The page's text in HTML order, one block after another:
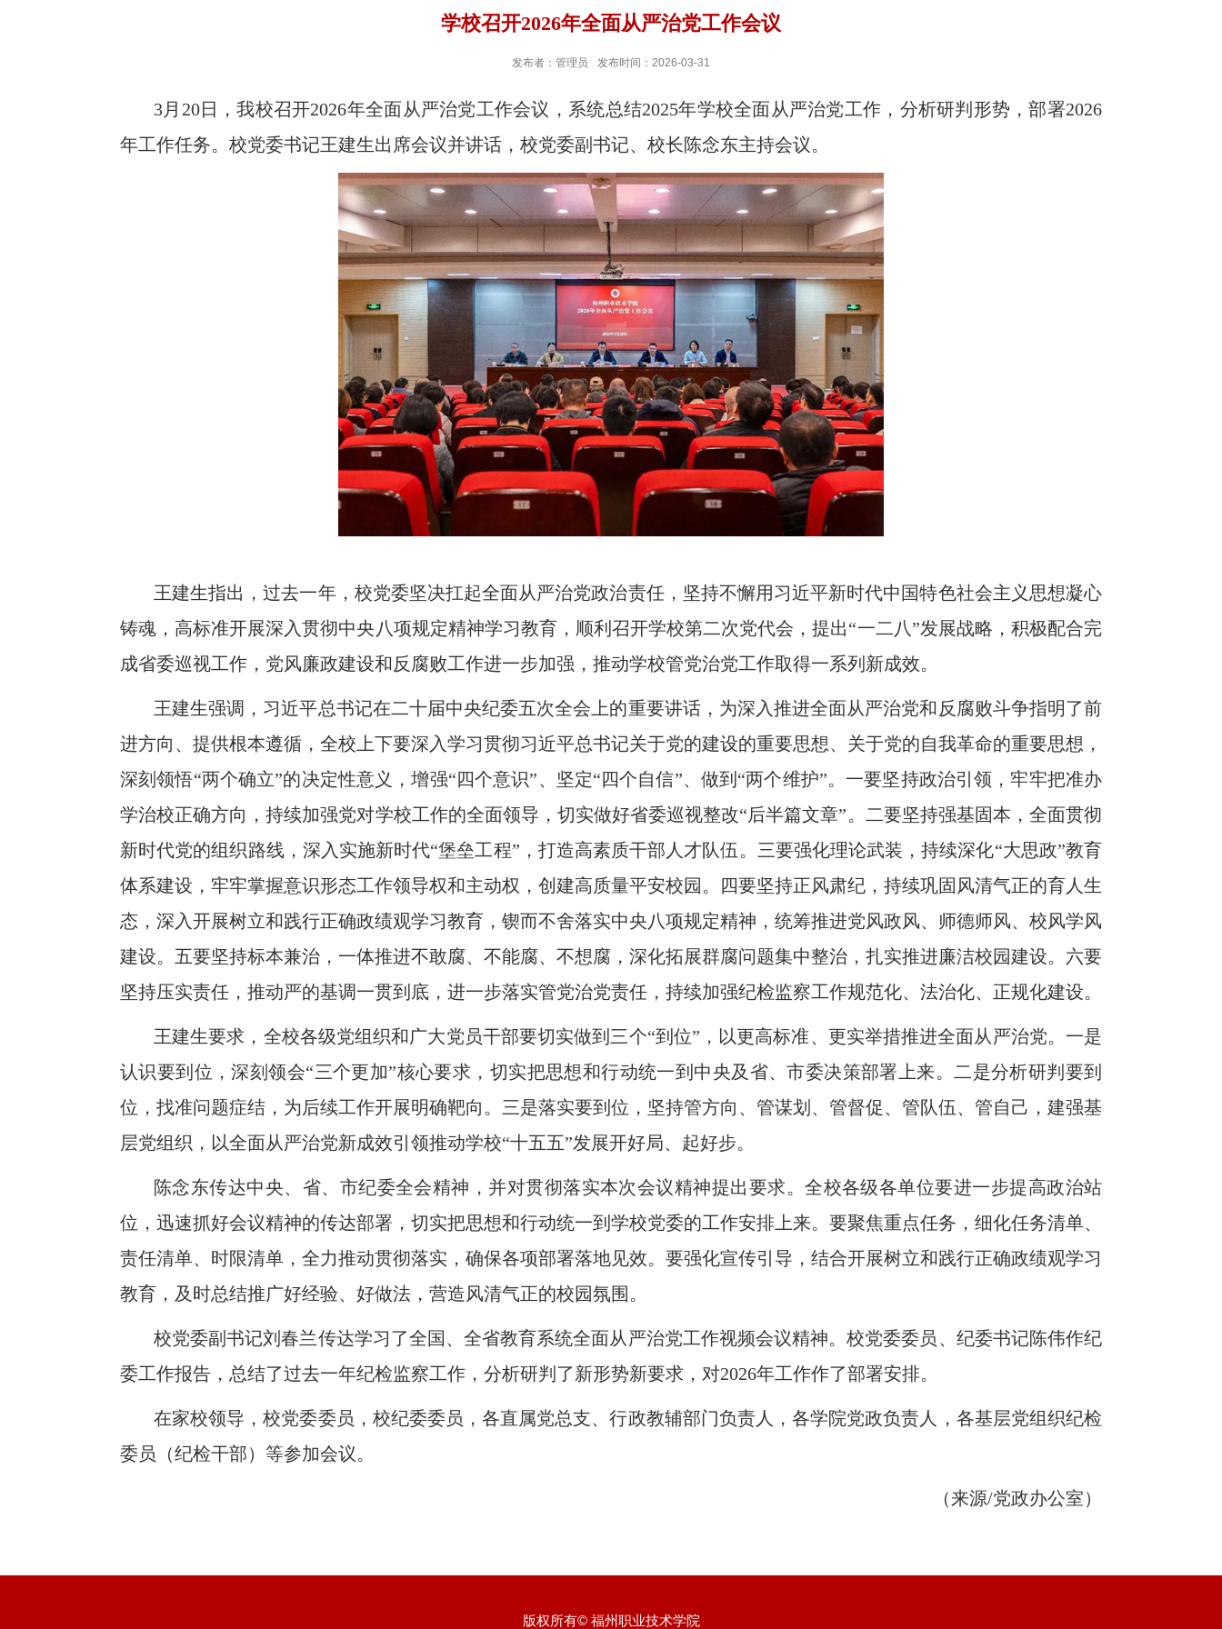
学校召开2026年全面从严治党工作会议
发布者：管理员 发布时间：2026-03-31
3月20日，我校召开2026年全面从严治党工作会议，系统总结2025年学校全面从严治党工作，分析研判形势，部署2026
年工作任务。校党委书记王建生出席会议并讲话，校党委副书记、校长陈念东主持会议。
王建生指出，过去一年，校党委坚决扛起全面从严治党政治责任，坚持不懈用习近平新时代中国特色社会主义思想凝心
铸魂，高标准开展深入贯彻中央八项规定精神学习教育，顺利召开学校第二次党代会，提出“一二八”发展战略，积极配合完
成省委巡视工作，党风廉政建设和反腐败工作进一步加强，推动学校管党治党工作取得一系列新成效。
王建生强调，习近平总书记在二十届中央纪委五次全会上的重要讲话，为深入推进全面从严治党和反腐败斗争指明了前
进方向、提供根本遵循，全校上下要深入学习贯彻习近平总书记关于党的建设的重要思想、关于党的自我革命的重要思想，
深刻领悟“两个确立”的决定性意义，增强“四个意识”、坚定“四个自信”、做到“两个维护”。一要坚持政治引领，牢牢把准办
学治校正确方向，持续加强党对学校工作的全面领导，切实做好省委巡视整改“后半篇文章”。 二要坚持强基固本，全面贯彻
新时代党的组织路线，深入实施新时代“堡垒工程”，打造高素质干部人才队伍。 三要强化理论武装，持续深化“大思政”教育
体系建设，牢牢掌握意识形态工作领导权和主动权，创建高质量平安校园。
四要坚持正风肃纪，持续巩固风清气正的育人生
态，深入开展树立和践行正确政绩观学习教育，锲而不舍落实中央八项规定精神，统筹推进党风政风、师德师风、校风学风
建设。 五要坚持标本兼治，一体推进不敢腐、不能腐、不想腐，深化拓展群腐问题集中整治，扎实推进廉洁校园建设。六要
坚持压实责任，推动严的基调一贯到底，进一步落实管党治党责任，持续加强纪检监察工作规范化、法治化、正规化建设。
王建生要求，全校各级党组织和广大党员干部要切实做到三个“到位”，以更高标准、更实举措推进全面从严治党。一是
认识要到位，深刻领会“三个更加”核心要求，切实把思想和行动统一到中央及省、市委决策部署上来。二是分析研判要到
位，找准问题症结，为后续工作开展明确靶向。三是落实要到位，坚持管方向、管谋划、管督促、管队伍、管自己，建强基
层党组织，以全面从严治党新成效引领推动学校“十五五”发展开好局、起好步。
陈念东传达中央、省、市纪委全会精神，并对贯彻落实本次会议精神提出要求。全校各级各单位要进一步提高政治站
位，迅速抓好会议精神的传达部署，切实把思想和行动统一到学校党委的工作安排上来。要聚焦重点任务，细化任务清单、
责任清单、时限清单，全力推动贯彻落实，确保各项部署落地见效。要强化宣传引导，结合开展树立和践行正确政绩观学习
教育， 及时总结推广好经验、好做法， 营造风清气正的校园氛围。
校党委副书记刘春兰传达学习了全国、全省教育系统全面从严治党工作视频会议精神。校党委委员、纪委书记陈伟作纪
委工作报告，总结了过去一年纪检监察工作，分析研判了新形势新要求，对2026年工作作了部署安排。
在家校领导，校党委委员，校纪委委员，各直属党总支、行政教辅部门负责人，各学院党政负责人，各基层党组织纪检
委员（纪检干部）等参加会议。
（来源/党政办公室）
版权所有© 福州职业技术学院